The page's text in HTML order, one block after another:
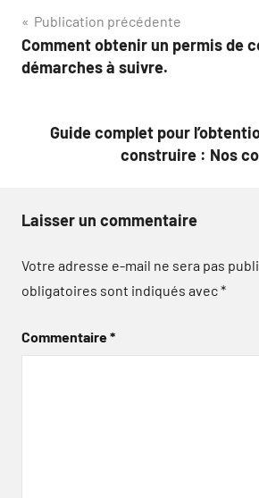
Navigation
de
Publication précédente
Comment obtenir un permis de
démarches à suivre.
Guide complet pour
construire : Nos
Laisser un commentaire
Votre adresse e-mail ne sera pas
obligatoires sont indiqués avec*
Commentaire*